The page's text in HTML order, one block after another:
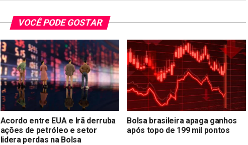
VOCÊ PODE GOSTAR
Acordo entre EUA e Irã derruba
ações de petróleo e setor
lidera perdas na Bolsa
Bolsa brasileira apaga ganhos
após topo de 199 mil pontos